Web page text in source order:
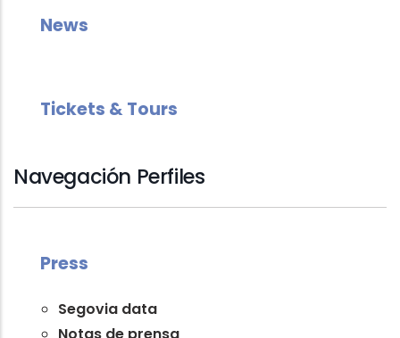
News
Tickets & Tours
Navegación Perfiles
Press
Segovia data
Notas de prensa